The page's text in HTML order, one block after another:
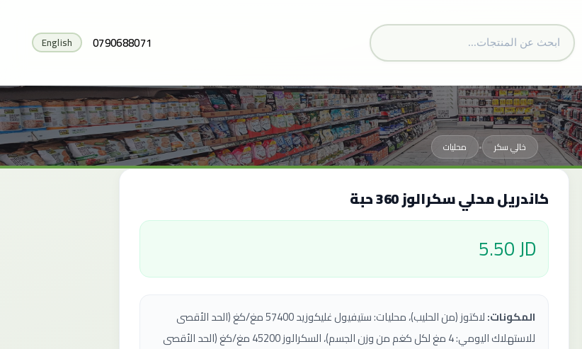
0790688071
English
خالي سكر • محليات
كاندريل محلي سكرالوز 360 حبة
5.50 JD
المكونات:
لاكتوز (من الحليب)، محليات: ستيفيول غليكوزيد 57400 مغ/كغ (الحد الأقصى
للاستهلاك اليومي: 4 مغ لكل كغم من وزن الجسم)، السكرالوز 45200 مغ/كغ (الحد الأقصى